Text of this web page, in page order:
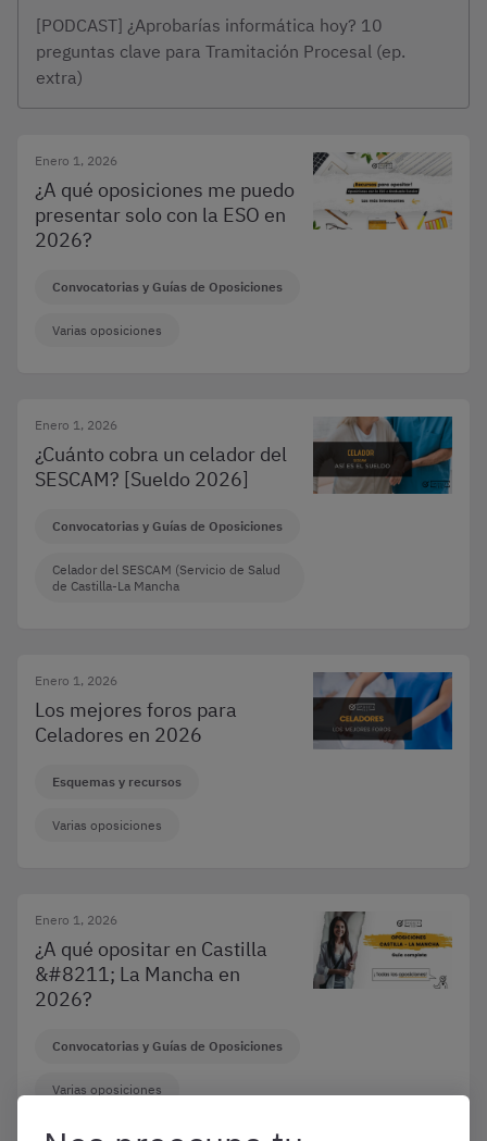
[PODCAST] ¿Aprobarías informática hoy? 10
preguntas clave para Tramitación Procesal (ep.
extra)
Enero 1, 2026
¿A qué oposiciones me puedo
presentar solo con la ESO en
2026?
Convocatorias y Guías de Oposiciones
Varias oposiciones
Enero 1, 2026
¿Cuánto cobra un celador del
SESCAM? [Sueldo 2026]
Convocatorias y Guías de Oposiciones
Celador del SESCAM (Servicio de Salud
de Castilla-La Mancha
Enero 1, 2026
Los mejores foros para
Celadores en 2026
Esquemas y recursos
Varias oposiciones
Enero 1, 2026
¿A qué opositar en Castilla
&#8211; La Mancha en
2026?
Convocatorias y Guías de Oposiciones
Varias oposiciones